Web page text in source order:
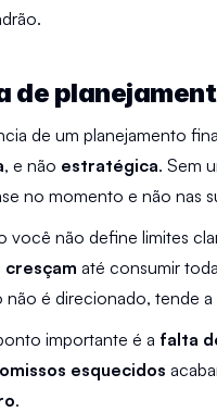
de
de um planejamento
, e não estratégica. Sem
no momento e não nas
cresçam até consumir
não é direcionado, tende a
importante é a falta
esquecidos
.